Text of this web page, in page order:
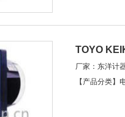
TOYO
厂家：东洋计
【产品分类】